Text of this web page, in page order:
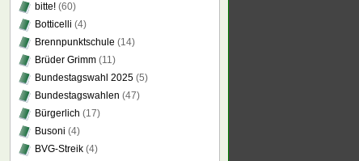
bitte! (60)
Botticelli (4)
Brennpunktschule (14)
Brüder Grimm (11)
Bundestagswahl 2025 (5)
Bundestagswahlen (47)
Bürgerlich (17)
Busoni (4)
BVG-Streik (4)